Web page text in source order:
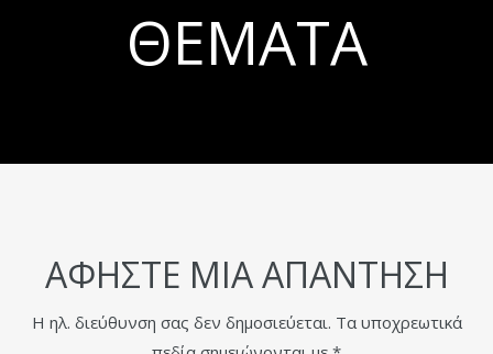
ΘΈΜΑΤΑ
ΑΦΉΣΤΕ ΜΙΑ ΑΠΆΝΤΗΣΗ
Η ηλ. διεύθυνση σας δεν δημοσιεύεται. Τα υποχρεωτικά